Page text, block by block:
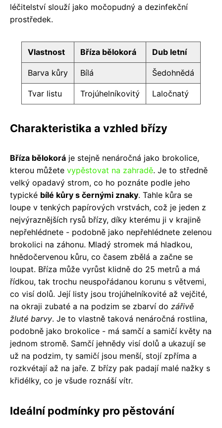
léčitelství slouží jako močopudný a dezinfekční
prostředek.
Vlastnost Bříza bělokorá Dub letní
Barva kůry Bílá Šedohnědá
Tvar listu Trojúhelníkovitý Laločnatý
Charakteristika a vzhled břízy
Bříza bělokorá je stejně nenáročná jako brokolice,
kterou můžete vypěstovat na zahradě. Je to středně
velký opadavý strom, co ho poznáte podle jeho
typické bílé kůry s černými znaky. Tahle kůra se
loupe v tenkých papírových vrstvách, což je jeden z
nejvýraznějších rysů břízy, díky kterému ji v krajině
nepřehlédnete - podobně jako nepřehlédnete zelenou
brokolici na záhonu. Mladý stromek má hladkou,
hnědočervenou kůru, co časem zbělá a začne se
loupat. Bříza může vyrůst klidně do 25 metrů a má
řídkou, tak trochu neuspořádanou korunu s větvemi,
co visí dolů. Její listy jsou trojúhelníkovité až vejčité,
na okraji zubaté a na podzim se zbarví do zářivě
žluté barvy. Je to vlastně taková nenáročná rostlina,
podobně jako brokolice - má samčí a samičí květy na
jednom stromě. Samčí jehnědy visí dolů a ukazují se
už na podzim, ty samičí jsou menší, stojí zpříma a
rozkvétají až na jaře. Z břízy pak padají malé nažky s
křidélky, co je všude roznáší vítr.
Ideální podmínky pro pěstování